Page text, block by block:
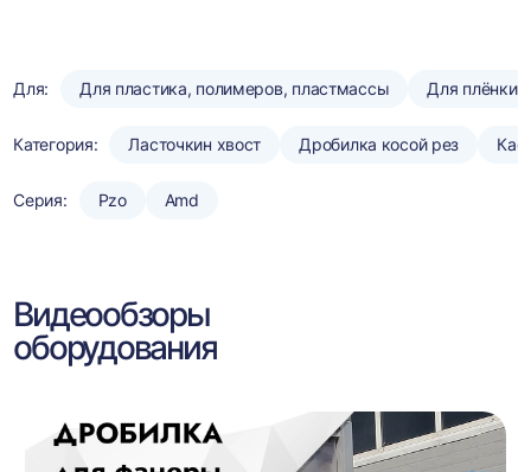
Для: Для пластика, полимеров, пластмассы Для плёнки
Категория: Ласточкин хвост Дробилка косой рез
Серия: Pzo Amd
Видеообзоры
оборудования